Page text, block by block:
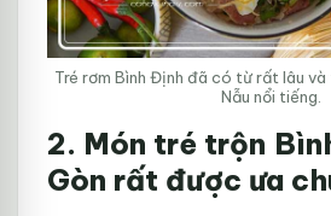
Tré rơm Bình Định đã có từ rất lâu
Nẫu nổi tiếng.
2. Món tré trộn
Gòn rất được ưa